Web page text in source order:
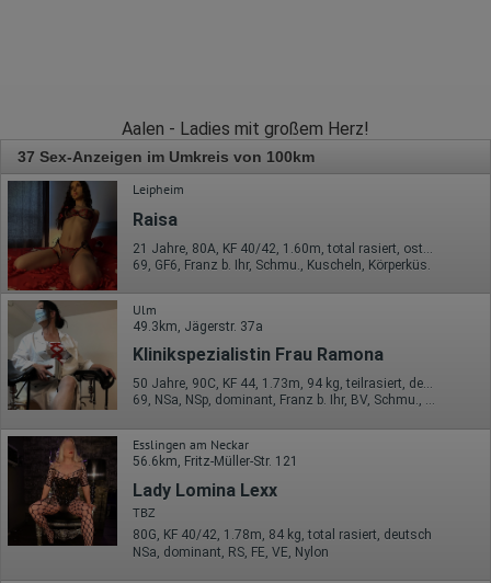
Aalen - Ladies mit großem Herz!
37 Sex-Anzeigen im Umkreis von 100km
Leipheim
Raisa
21 Jahre, 80A, KF 40/42, 1.60m, total rasiert, osteuropäisch
69, GF6, Franz b. Ihr, Schmu., Kuscheln, Körperküs.
Ulm
49.3km, Jägerstr. 37a
Klinikspezialistin Frau Ramona
50 Jahre, 90C, KF 44, 1.73m, 94 kg, teilrasiert, deutsch
69, NSa, NSp, dominant, Franz b. Ihr, BV, Schmu., Kuscheln
Esslingen am Neckar
56.6km, Fritz-Müller-Str. 121
Lady Lomina Lexx
TBZ
80G, KF 40/42, 1.78m, 84 kg, total rasiert, deutsch
NSa, dominant, RS, FE, VE, Nylon